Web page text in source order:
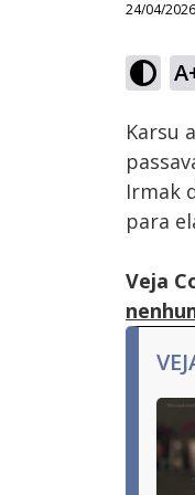
24/04/
Karsu
Irmak
para
Veja